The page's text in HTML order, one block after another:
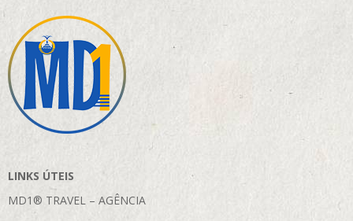
LINKS ÚTEIS
MD1® TRAVEL – AGÊNCIA